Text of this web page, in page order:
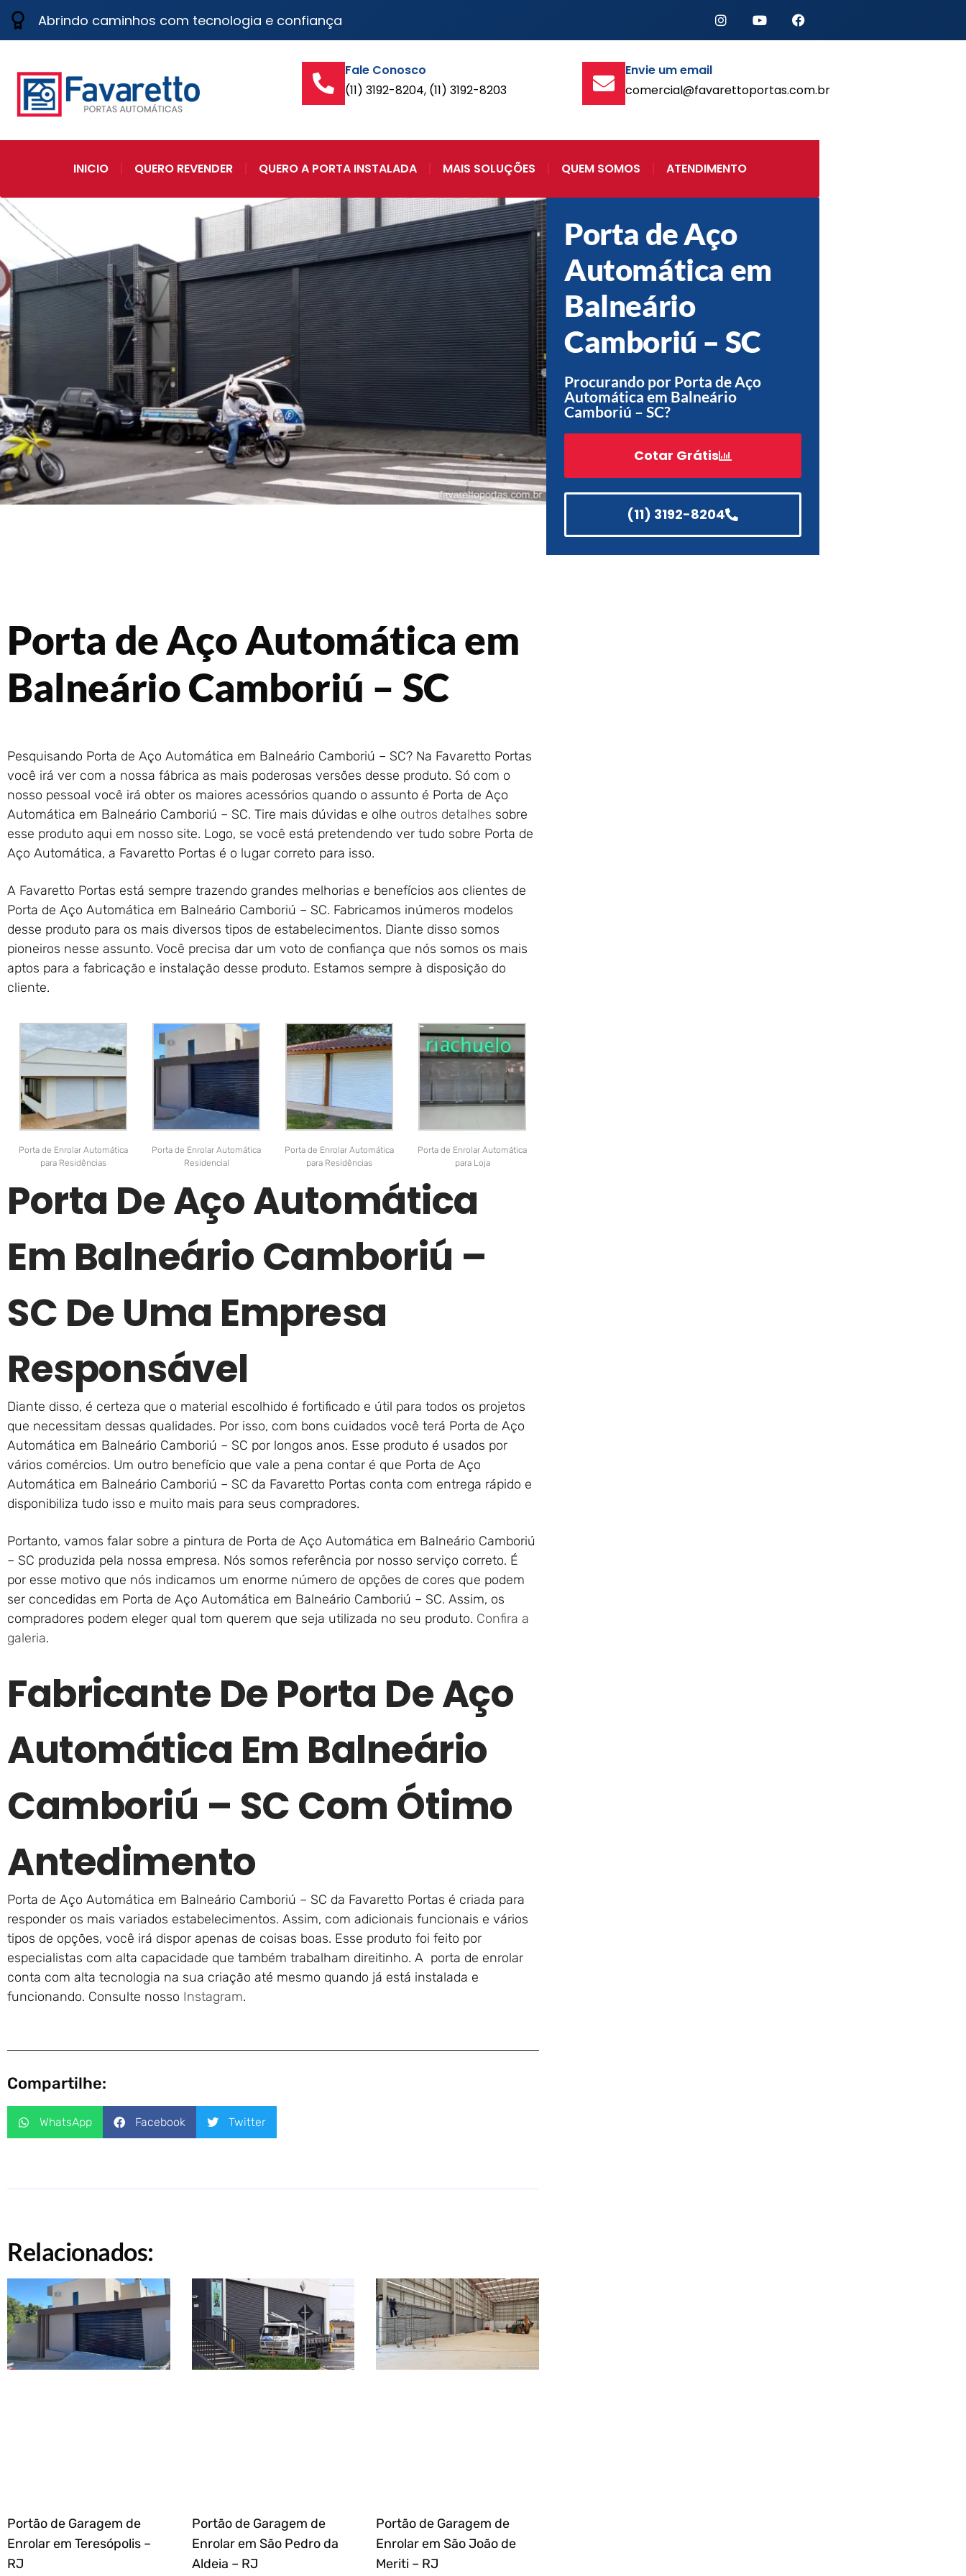
Abrindo caminhos com tecnologia e confiança
Fale Conosco
(11) 3192-8204, (11) 3192-8203
Envie um email
comercial@favarettoportas.com.br
INICIO QUERO REVENDER QUERO A PORTA INSTALADA MAIS SOLUÇÕES QUEM SOMOS ATENDIMENTO
Porta de Aço
Automática em
Balneário
Camboriú – SC
Procurando por Porta de Aço
Automática em Balneário
Camboriú – SC?
Cotar Grátis
(11) 3192-8204
Porta de Aço Automática em
Balneário Camboriú – SC
Pesquisando Porta de Aço Automática em Balneário Camboriú – SC? Na Favaretto Portas
você irá ver com a nossa fábrica as mais poderosas versões desse produto. Só com o
nosso pessoal você irá obter os maiores acessórios quando o assunto é Porta de Aço
Automática em Balneário Camboriú – SC. Tire mais dúvidas e olhe outros detalhes sobre
esse produto aqui em nosso site. Logo, se você está pretendendo ver tudo sobre Porta de
Aço Automática, a Favaretto Portas é o lugar correto para isso.
A Favaretto Portas está sempre trazendo grandes melhorias e benefícios aos clientes de
Porta de Aço Automática em Balneário Camboriú – SC. Fabricamos inúmeros modelos
desse produto para os mais diversos tipos de estabelecimentos. Diante disso somos
pioneiros nesse assunto. Você precisa dar um voto de confiança que nós somos os mais
aptos para a fabricação e instalação desse produto. Estamos sempre à disposição do
cliente.
Porta de Enrolar Automática
para Residências
Porta de Enrolar Automática
Residencial
Porta de Enrolar Automática
para Residências
Porta de Enrolar Automática
para Loja
Porta De Aço Automática
Em Balneário Camboriú –
SC De Uma Empresa
Responsável
Diante disso, é certeza que o material escolhido é fortificado e útil para todos os projetos
que necessitam dessas qualidades. Por isso, com bons cuidados você terá Porta de Aço
Automática em Balneário Camboriú – SC por longos anos. Esse produto é usados por
vários comércios. Um outro benefício que vale a pena contar é que Porta de Aço
Automática em Balneário Camboriú – SC da Favaretto Portas conta com entrega rápido e
disponibiliza tudo isso e muito mais para seus compradores.
Portanto, vamos falar sobre a pintura de Porta de Aço Automática em Balneário Camboriú
– SC produzida pela nossa empresa. Nós somos referência por nosso serviço correto. É
por esse motivo que nós indicamos um enorme número de opções de cores que podem
ser concedidas em Porta de Aço Automática em Balneário Camboriú – SC. Assim, os
compradores podem eleger qual tom querem que seja utilizada no seu produto. Confira a
galeria.
Fabricante De Porta De Aço
Automática Em Balneário
Camboriú – SC Com Ótimo
Antedimento
Porta de Aço Automática em Balneário Camboriú – SC da Favaretto Portas é criada para
responder os mais variados estabelecimentos. Assim, com adicionais funcionais e vários
tipos de opções, você irá dispor apenas de coisas boas. Esse produto foi feito por
especialistas com alta capacidade que também trabalham direitinho. A porta de enrolar
conta com alta tecnologia na sua criação até mesmo quando já está instalada e
funcionando. Consulte nosso Instagram.
Compartilhe:
WhatsApp Facebook Twitter
Relacionados:
Portão de Garagem de
Enrolar em Teresópolis –
RJ
Portão de Garagem de
Enrolar em São Pedro da
Aldeia – RJ
Portão de Garagem de
Enrolar em São João de
Meriti – RJ